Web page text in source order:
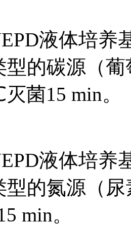
液体培养
型的碳源（
菌15 min。
液体培养
型的氮源（
min。